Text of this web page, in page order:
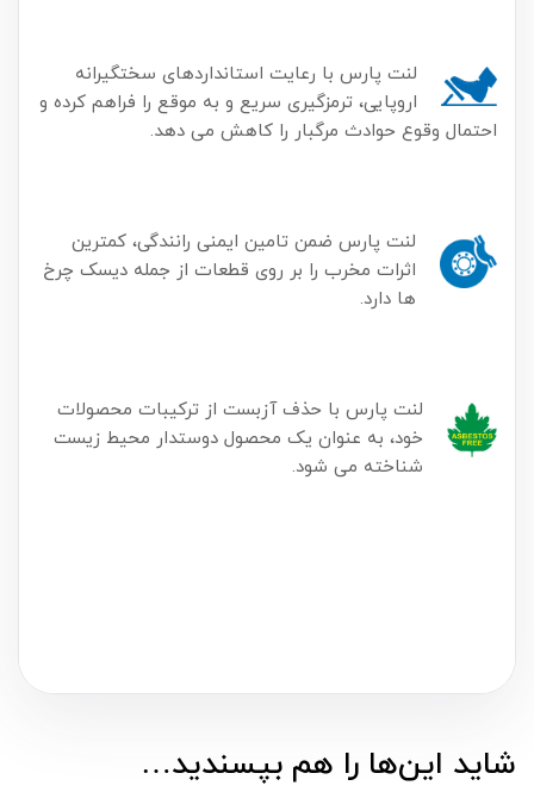
لنت پارس با رعایت استانداردهای سختگیرانه
اروپایی، ترمزگیری سریع و به موقع را فراهم کرده و
احتمال وقوع حوادث مرگبار را کاهش می دهد.
لنت پارس ضمن تامین ایمنی رانندگی، کمترین
اثرات مخرب را بر روی قطعات از جمله دیسک چرخ
ها دارد.
لنت پارس با حذف آزبست از ترکیبات محصولات
خود، به عنوان یک محصول دوستدار محیط زیست
شناخته می شود.
شاید این‌ها را هم بپسندید…